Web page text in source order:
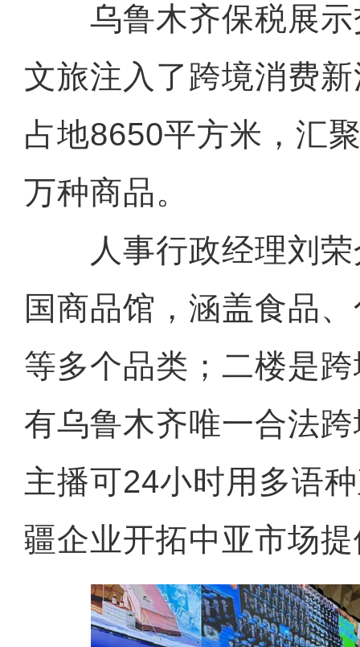
乌鲁木齐保税展示
文旅注入了跨境消费
占地8650平方米，汇
万种商品。
人事行政经理刘荣
国商品馆，涵盖食品
等多个品类；二楼是
有乌鲁木齐唯一合法
主播可24小时用多语
疆企业开拓中亚市场